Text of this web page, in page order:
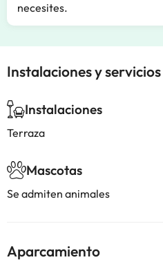
necesites.
Instalaciones y servicios
Instalaciones
Terraza
Mascotas
Se admiten animales
Aparcamiento